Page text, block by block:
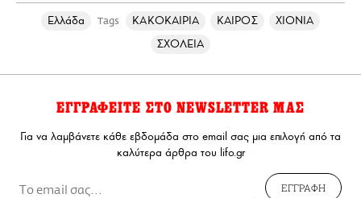
Ελλάδα Tags ΚΑΚΟΚΑΙΡΙΑ ΚΑΙΡΟΣ
ΧΙΟΝΙΑ
ΣΧΟΛΕΙΑ
ΕΓΓΡΑΦΕΙΤΕ ΣΤΟ NEWSLETTER ΜΑΣ
Για να λαμβάνετε κάθε εβδομάδα στο email σας μια επιλογή από τα
καλύτερα άρθρα του lifo.gr
ΕΓΓΡΑΦΗ